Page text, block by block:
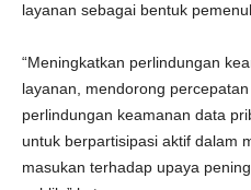
layanan sebagai bentuk
“Meningkatkan perlindungan
layanan, mendorong
perlindungan keamanan data
untuk berpartisipasi aktif dalam
masukan terhadap upaya